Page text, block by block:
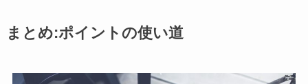
まとめ:ポイントの使い道